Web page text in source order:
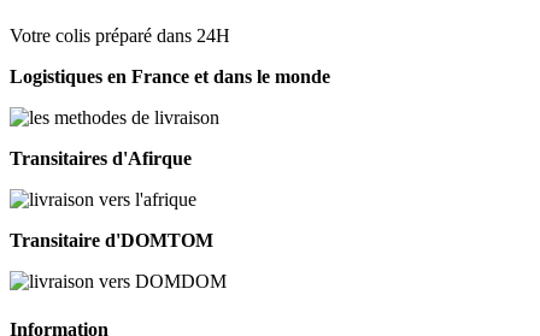
Votre colis préparé dans 24H
Logistiques en France et dans le monde
Transitaires d'Afirque
Transitaire d'DOMTOM
Information